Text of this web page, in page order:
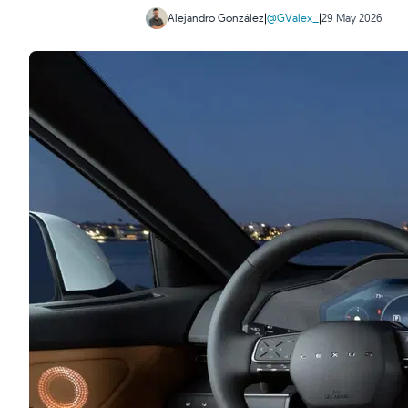
Alejandro González|@GValex_ |29 May 2026